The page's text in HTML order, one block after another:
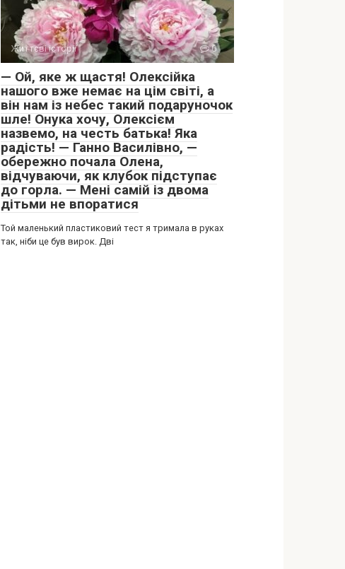
Життєві історії 0
— Ой, яке ж щастя! Олексійка
нашого вже немає на цім світі, а
він нам із небес такий подаруночок
шле! Онука хочу, Олексієм
назвемо, на честь батька! Яка
радість! — Ганно Василівно, —
обережно почала Олена,
відчуваючи, як клубок підступає
до горла. — Мені самій із двома
дітьми не впоратися
Той маленький пластиковий тест я тримала в руках
так, ніби це був вирок. Дві